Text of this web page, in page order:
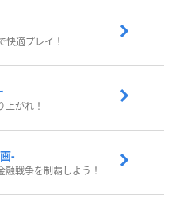
快適プレイ！
がれ！
-
戦争を制覇しよう！